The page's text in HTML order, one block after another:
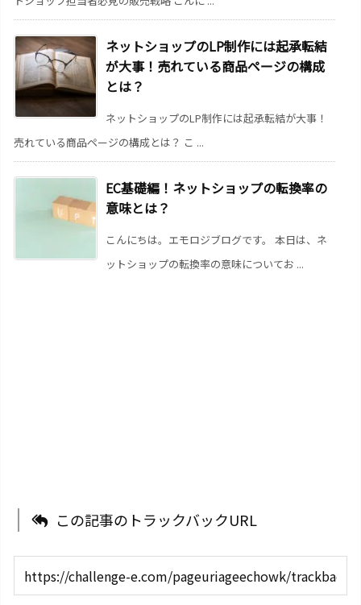
ネットショップのLP制作には起承転結
が大事！売れている商品ページの構成
とは？
ネットショップのLP制作には起承転結が大事！
売れている商品ページの構成とは？ こ ...
EC基礎編！ネットショップの転換率の
意味とは？
こんにちは。エモロジブログです。 本日は、ネ
ットショップの転換率の意味についてお ...
この記事のトラックバックURL